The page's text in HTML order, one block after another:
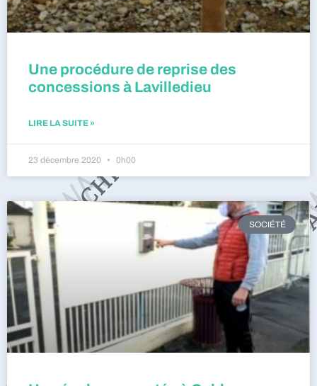
Une procédure de reprise des
concessions à Lavilledieu
LIRE LA SUITE »
23 décembre 2020 0h00
SOCIÉTÉ